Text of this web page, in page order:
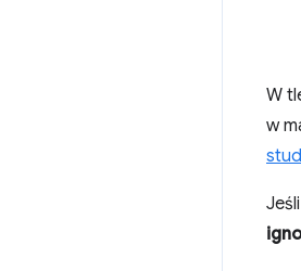
W
w